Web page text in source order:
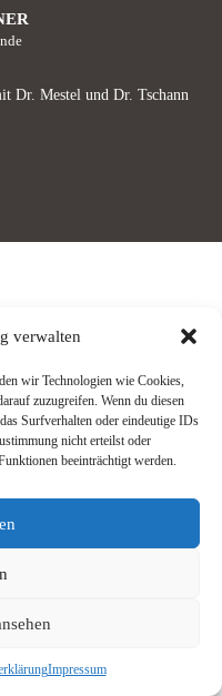
verwalten
wir Technologien wie Cookies,
zuzugreifen. Wenn du diesen
Surfverhalten oder eindeutige IDs
nicht erteilst oder
beeinträchtigt werden.
Impressum
Dr. Mestel und Dr. Tschann